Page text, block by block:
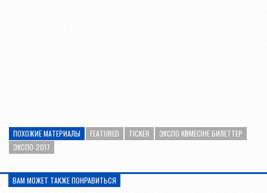
ПОХОЖИЕ МАТЕРИАЛЫ FEATURED TICKER
ЭКСПО КӨРМЕСІНЕ БИЛЕТТЕР
ЭКСПО-2017
ВАМ МОЖЕТ ТАКЖЕ ПОНРАВИТЬСЯ